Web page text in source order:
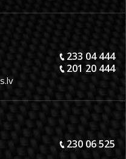
233 04 444
201 20 444
230 06 525